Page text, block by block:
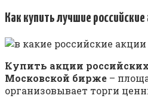
Как купить лучшие российские
Купить акции
Московской бирже –
организовывает торги